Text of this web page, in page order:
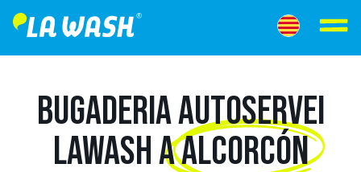
BUGADERIA AUTOSERVEI
LAWASH AALCORCÓN